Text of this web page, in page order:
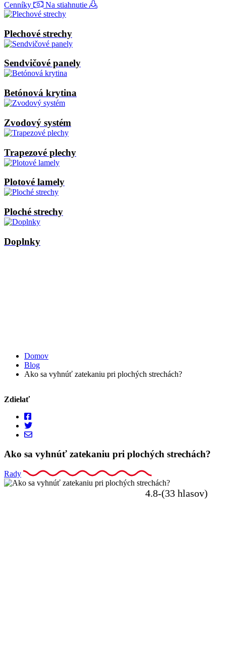
Cenníky
Na stiahnutie
Plechové strechy
Sendvičové panely
Betónová krytina
Zvodový systém
Trapezové plechy
Plotové lamely
Ploché strechy
Doplnky
Domov
Blog
Ako sa vyhnúť zatekaniu pri plochých strechách?
Zdielať
Ako sa vyhnúť zatekaniu pri plochých strechách?
Rady
4.8-(33 hlasov)